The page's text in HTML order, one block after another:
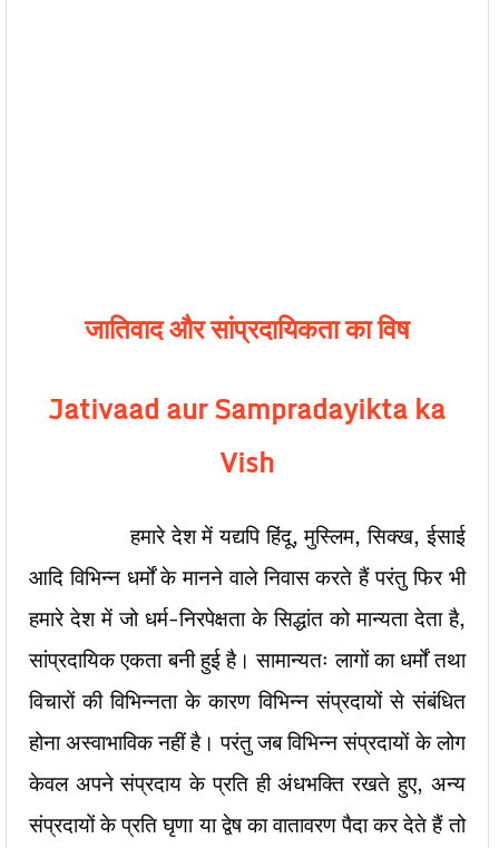
जातिवाद और सांप्रदायिकता का विष
Jativaad aur Sampradayikta ka
Vish
हमारे देश में यद्यपि हिंदू, मुस्लिम, सिक्ख, ईसाई
आदि विभिन्न धर्मों के मानने वाले निवास करते हैं परंतु फिर भी
हमारे देश में जो धर्म-निरपेक्षता के सिद्धांत को मान्यता देता है,
सांप्रदायिक एकता बनी हुई है। सामान्यतः लागों का धर्मों तथा
विचारों की विभिन्नता के कारण विभिन्न संप्रदायों से संबंधित
होना अस्वाभाविक नहीं है। परंतु जब विभिन्न संप्रदायों के लोग
केवल अपने संप्रदाय के प्रति ही अंधभक्ति रखते हुए, अन्य
संप्रदायों के प्रति घृणा या द्वेष का वातावरण पैदा कर देते हैं तो